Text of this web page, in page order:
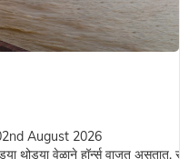
August 2026
थोड्या वेळाने हॉर्न्स वाजत असतात,